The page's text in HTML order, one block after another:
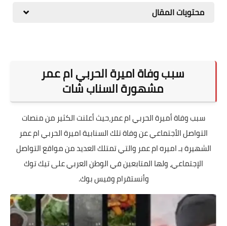
سيارات
علوم وتكنولوجيا
تعليم
وظائف خالية
عروض
محتويات المقال
سبب وفاة اميرة الحربي ام عمر
مشهورة السناب شات
سبب وفاة أميرة الحربي ام عمر،حيث أعلنت الكثير من منصات
التواصل الأجتماعي عن وفاة تلك السنابية اميرة الحربي ام عمر
الشهيرة بـ اميره ام عمر والتي تمتلك العديد من مواقع التواصل
الإجتماعي، ولها المتابعين في الوطن العربي على تيك توك
وأنستقرام وفيس بوك.